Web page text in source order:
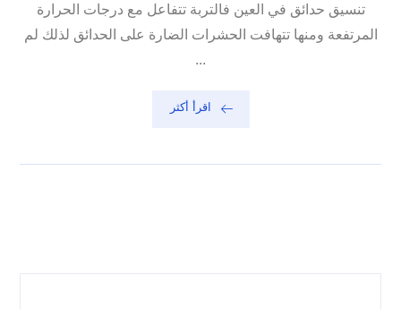
تنسيق حدائق في العين فالتربة تتفاعل مع درجات الحرارة
المرتفعة ومنها تتهافت الحشرات الضارة على الحدائق لذلك لم
...
اقرأ أكثر